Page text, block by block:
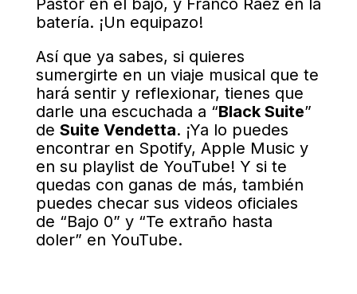
batería. ¡Un equipazo!
Así que ya sabes, si quieres
sumergirte en un viaje musical que te
hará sentir y reflexionar, tienes que
darle una escuchada a “Black Suite”
de Suite Vendetta. ¡Ya lo puedes
encontrar en Spotify, Apple Music y
en su playlist de YouTube! Y si te
quedas con ganas de más, también
puedes checar sus videos oficiales
de “Bajo 0” y “Te extraño hasta
doler” en YouTube.